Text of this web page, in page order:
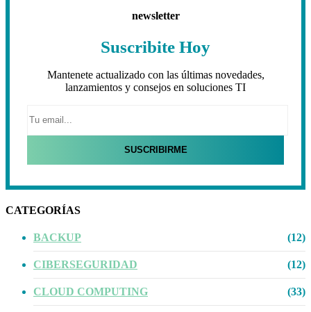
newsletter
Suscribite Hoy
Mantenete actualizado con las últimas novedades,
lanzamientos y consejos en soluciones TI
CATEGORÍAS
BACKUP (12)
CIBERSEGURIDAD (12)
CLOUD COMPUTING (33)